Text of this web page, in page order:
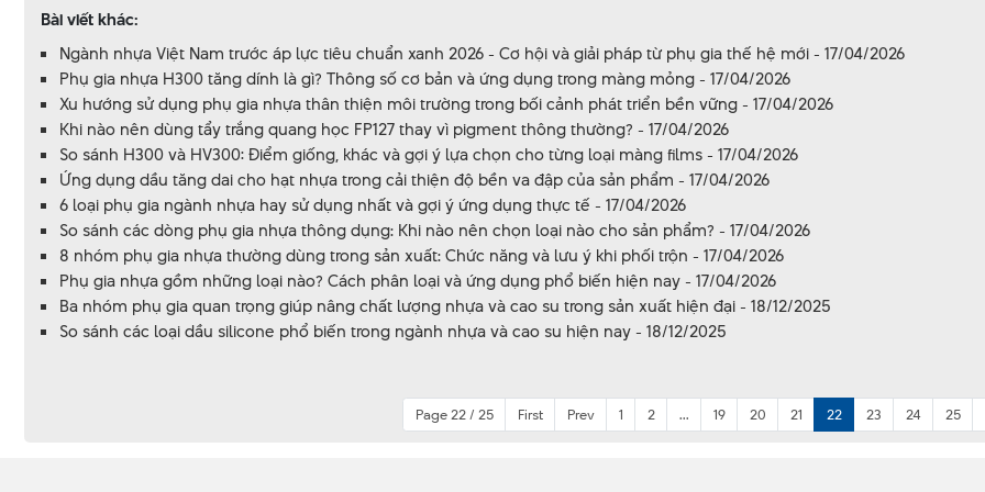
Bài viết khác:
Ngành nhựa Việt Nam trước áp lực tiêu chuẩn xanh 2026 - Cơ hội và giải pháp từ phụ gia thế hệ mới - 17/04/2026
Phụ gia nhựa H300 tăng dính là gì? Thông số cơ bản và ứng dụng trong màng mỏng - 17/04/2026
Xu hướng sử dụng phụ gia nhựa thân thiện môi trường trong bối cảnh phát triển bền vững - 17/04/2026
Khi nào nên dùng tẩy trắng quang học FP127 thay vì pigment thông thường? - 17/04/2026
So sánh H300 và HV300: Điểm giống, khác và gợi ý lựa chọn cho từng loại màng films - 17/04/2026
Ứng dụng dầu tăng dai cho hạt nhựa trong cải thiện độ bền va đập của sản phẩm - 17/04/2026
6 loại phụ gia ngành nhựa hay sử dụng nhất và gợi ý ứng dụng thực tế - 17/04/2026
So sánh các dòng phụ gia nhựa thông dụng: Khi nào nên chọn loại nào cho sản phẩm? - 17/04/2026
8 nhóm phụ gia nhựa thường dùng trong sản xuất: Chức năng và lưu ý khi phối trộn - 17/04/2026
Phụ gia nhựa gồm những loại nào? Cách phân loại và ứng dụng phổ biến hiện nay - 17/04/2026
Ba nhóm phụ gia quan trọng giúp nâng chất lượng nhựa và cao su trong sản xuất hiện đại - 18/12/2025
So sánh các loại dầu silicone phổ biến trong ngành nhựa và cao su hiện nay - 18/12/2025
Page 22 / 25 First Prev 1 2 ... 19 20 21 22 23 24 25